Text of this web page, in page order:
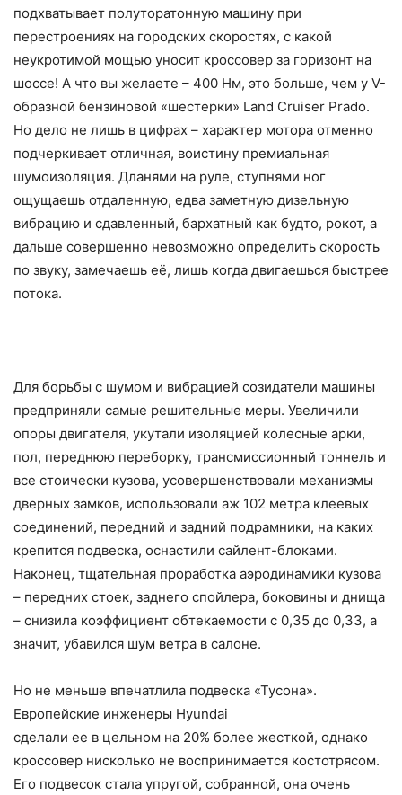
подхватывает полуторатонную машину при
перестроениях на городских скоростях, с какой
неукротимой мощью уносит кроссовер за горизонт на
шоссе! А что вы желаете – 400 Нм, это больше, чем у V-
образной бензиновой «шестерки» Land Cruiser Prado.
Но дело не лишь в цифрах – характер мотора отменно
подчеркивает отличная, воистину премиальная
шумоизоляция. Дланями на руле, ступнями ног
ощущаешь отдаленную, едва заметную дизельную
вибрацию и сдавленный, бархатный как будто, рокот, а
дальше совершенно невозможно определить скорость
по звуку, замечаешь её, лишь когда двигаешься быстрее
потока.
Для борьбы с шумом и вибрацией созидатели машины
предприняли самые решительные меры. Увеличили
опоры двигателя, укутали изоляцией колесные арки,
пол, переднюю переборку, трансмиссионный тоннель и
все стоически кузова, усовершенствовали механизмы
дверных замков, использовали аж 102 метра клеевых
соединений, передний и задний подрамники, на каких
крепится подвеска, оснастили сайлент-блоками.
Наконец, тщательная проработка аэродинамики кузова
– передних стоек, заднего спойлера, боковины и днища
– снизила коэффициент обтекаемости с 0,35 до 0,33, а
значит, убавился шум ветра в салоне.
Но не меньше впечатлила подвеска «Тусона».
Европейские инженеры Hyundai
сделали ее в цельном на 20% более жесткой, однако
кроссовер нисколько не воспринимается костотрясом.
Его подвесок стала упругой, собранной, она очень